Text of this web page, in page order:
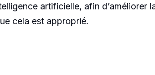
artificielle, afin d’améliorer
cela est approprié.